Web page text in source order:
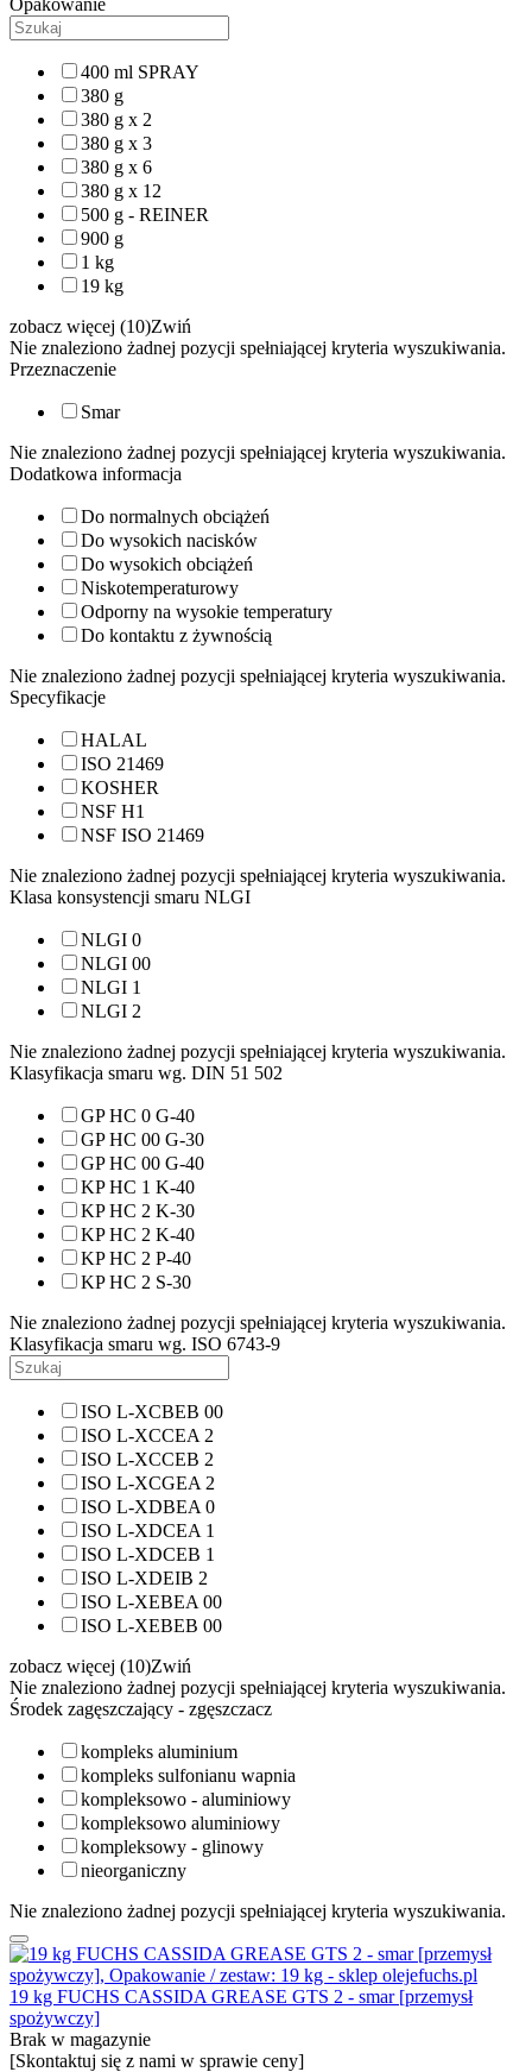
400 ml SPRAY
380 g
380 g x 2
380 g x 3
380 g x 6
380 g x 12
500 g - REINER
900 g
1 kg
19 kg
zobacz więcej (10)Zwiń
Nie znaleziono żadnej pozycji spełniającej kryteria wyszukiwania.
Przeznaczenie
Smar
Nie znaleziono żadnej pozycji spełniającej kryteria wyszukiwania.
Dodatkowa informacja
Do normalnych obciążeń
Do wysokich nacisków
Do wysokich obciążeń
Niskotemperaturowy
Odporny na wysokie temperatury
Do kontaktu z żywnością
Nie znaleziono żadnej pozycji spełniającej kryteria wyszukiwania.
Specyfikacje
HALAL
ISO 21469
KOSHER
NSF H1
NSF ISO 21469
Nie znaleziono żadnej pozycji spełniającej kryteria wyszukiwania.
Klasa konsystencji smaru NLGI
NLGI 0
NLGI 00
NLGI 1
NLGI 2
Nie znaleziono żadnej pozycji spełniającej kryteria wyszukiwania.
Klasyfikacja smaru wg. DIN 51 502
GP HC 0 G-40
GP HC 00 G-30
GP HC 00 G-40
KP HC 1 K-40
KP HC 2 K-30
KP HC 2 K-40
KP HC 2 P-40
KP HC 2 S-30
Nie znaleziono żadnej pozycji spełniającej kryteria wyszukiwania.
Klasyfikacja smaru wg. ISO 6743-9
ISO L-XCBEB 00
ISO L-XCCEA 2
ISO L-XCCEB 2
ISO L-XCGEA 2
ISO L-XDBEA 0
ISO L-XDCEA 1
ISO L-XDCEB 1
ISO L-XDEIB 2
ISO L-XEBEA 00
ISO L-XEBEB 00
zobacz więcej (10)Zwiń
Nie znaleziono żadnej pozycji spełniającej kryteria wyszukiwania.
Środek zagęszczający - zgęszczacz
kompleks aluminium
kompleks sulfonianu wapnia
kompleksowo - aluminiowy
kompleksowo aluminiowy
kompleksowy - glinowy
nieorganiczny
Nie znaleziono żadnej pozycji spełniającej kryteria wyszukiwania.
19 kg FUCHS CASSIDA GREASE GTS 2 - smar [przemysł
spożywczy]
Brak w magazynie
[Skontaktuj się z nami w sprawie ceny]